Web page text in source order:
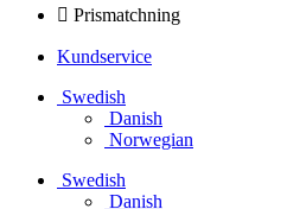
Prismatchning
Kundservice
Swedish
Danish
Norwegian
Swedish
Danish